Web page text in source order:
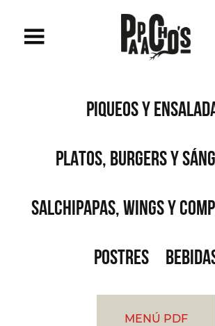
PIQUEOS Y
PLATOS, BURGERS Y
SALCHIPAPAS, WINGS Y
POSTRES
MENÚ PDF